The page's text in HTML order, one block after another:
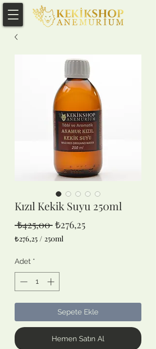
Kızıl Kekik Suyu 250ml
₺425,00 Normal
Fiyat
₺276,25İndirimli
₺276,25 / 250ml
Mililitre
fiyatı
₺276,25
Adet *
Sepete Ekle
Hemen Satın Al